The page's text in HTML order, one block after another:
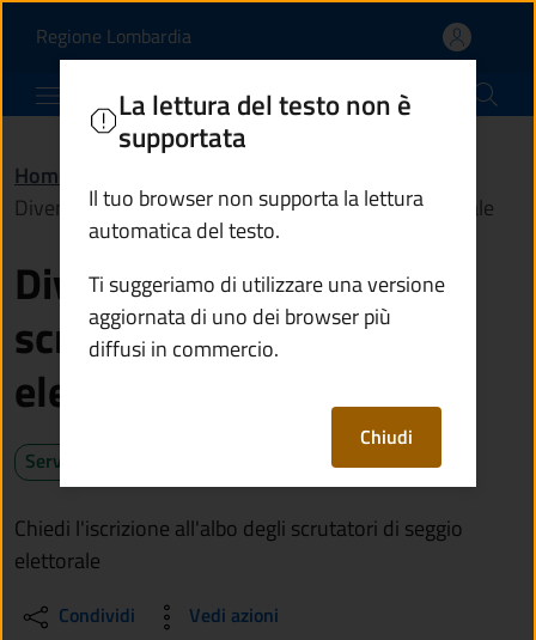
Diventare scrutatore o
Regione Lombardia(apre in un'altra scheda).
Comune di Edolo
Home
Diventare scrutatore o scrutatrice di seggio elettorale
Diventare scrutatore o
scrutatrice di seggio
elettorale
Servizio attivo
Chiedi l'iscrizione all'albo degli scrutatori di seggio
elettorale
Condividi Vedi azioni
La lettura del testo non è
supportata
Il tuo browser non supporta la lettura
automatica del testo.
Ti suggeriamo di utilizzare una versione
aggiornata di uno dei browser più
diffusi in commercio.
Chiudi